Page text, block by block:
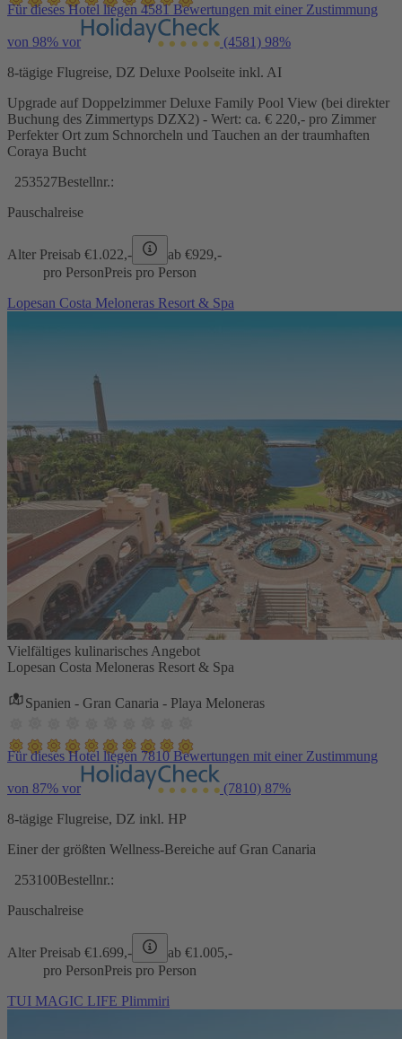
Für dieses Hotel liegen 4581 Bewertungen mit einer Zustimmung
von 98% vor (4581) 98%
8-tägige Flugreise, DZ Deluxe Poolseite inkl. AI
Upgrade auf Doppelzimmer Deluxe Family Pool View (bei direkter
Buchung des Zimmertyps DZX2) - Wert: ca. € 220,- pro Zimmer
Perfekter Ort zum Schnorcheln und Tauchen an der traumhaften
Coraya Bucht
253527Bestellnr.:
Pauschalreise
Alter Preisab €1.022,- ab €929,-
pro PersonPreis pro Person
Lopesan Costa Meloneras Resort & Spa
Vielfältiges kulinarisches Angebot
Lopesan Costa Meloneras Resort & Spa
Spanien - Gran Canaria - Playa Meloneras
Für dieses Hotel liegen 7810 Bewertungen mit einer Zustimmung
von 87% vor (7810) 87%
8-tägige Flugreise, DZ inkl. HP
Einer der größten Wellness-Bereiche auf Gran Canaria
253100Bestellnr.:
Pauschalreise
Alter Preisab €1.699,- ab €1.005,-
pro PersonPreis pro Person
TUI MAGIC LIFE Plimmiri